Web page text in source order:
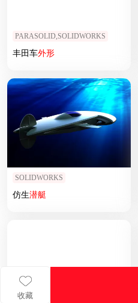
收藏
PARASOLID,SOLIDWORKS
丰田车外形
SOLIDWORKS
仿生潜艇